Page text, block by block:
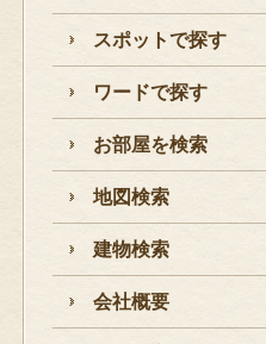
スポットで探す
ワードで探す
お部屋を検索
地図検索
建物検索
会社概要